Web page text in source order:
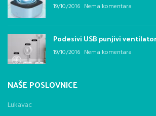
19/10/2016 Nema komentara
Podesivi USB punjivi ventilator
19/10/2016 Nema komentara
NAŠE POSLOVNICE
Lukavac